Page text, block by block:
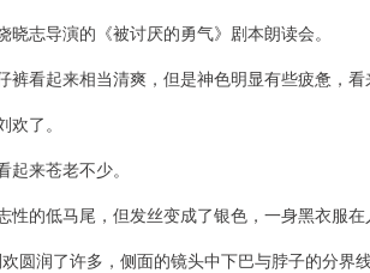
晓志导演的《被讨厌的勇气》剧本朗读会。
裤看起来相当清爽，但是神色明显有些疲惫，看
欢了。
起来苍老不少。
性的低马尾，但发丝变成了银色，一身黑衣服在
圆润了许多，侧面的镜头中下巴与脖子的分界